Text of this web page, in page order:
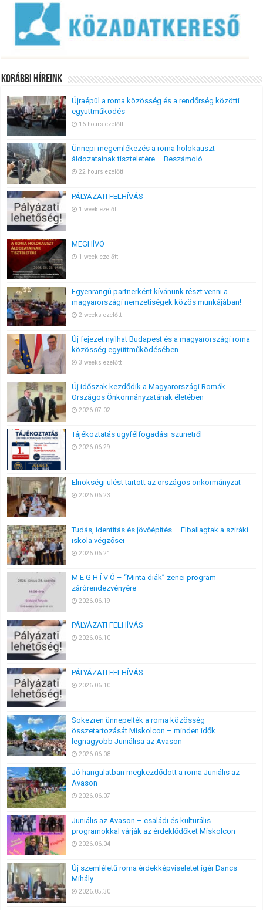
Korábbi Híreink
Újraépül a roma közösség és a rendőrség közötti
együttműködés
16 hours ezelőtt
Ünnepi megemlékezés a roma holokauszt
áldozatainak tiszteletére – Beszámoló
22 hours ezelőtt
PÁLYÁZATI FELHÍVÁS
1 week ezelőtt
MEGHÍVÓ
1 week ezelőtt
Egyenrangú partnerként kívánunk részt venni a
magyarországi nemzetiségek közös munkájában!
2 weeks ezelőtt
Új fejezet nyílhat Budapest és a magyarországi roma
közösség együttműködésében
3 weeks ezelőtt
Új időszak kezdődik a Magyarországi Romák
Országos Önkormányzatának életében
2026.07.02
Tájékoztatás ügyfélfogadási szünetről
2026.06.29
Elnökségi ülést tartott az országos önkormányzat
2026.06.23
Tudás, identitás és jövőépítés – Elballagtak a sziráki
iskola végzősei
2026.06.21
M E G H Í V Ó – “Minta diák” zenei program
zárórendezvényére
2026.06.19
PÁLYÁZATI FELHÍVÁS
2026.06.10
PÁLYÁZATI FELHÍVÁS
2026.06.10
Sokezren ünnepelték a roma közösség
összetartozását Miskolcon – minden idők
legnagyobb Juniálisa az Avason
2026.06.08
Jó hangulatban megkezdődött a roma Juniális az
Avason
2026.06.07
Juniális az Avason – családi és kulturális
programokkal várják az érdeklődőket Miskolcon
2026.06.04
Új szemléletű roma érdekképviseletet ígér Dancs
Mihály
2026.05.30